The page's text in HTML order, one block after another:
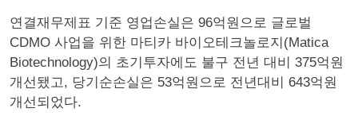
연결재무제표 기준 영업손실은 96억원으로 글로벌
CDMO 사업을 위한 마티카 바이오테크놀로지(Matica
Biotechnology)의 초기투자에도 불구 전년 대비 375억원
개선됐고, 당기순손실은 53억원으로 전년대비 643억원
개선되었다.